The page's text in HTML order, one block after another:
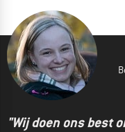
"Wij doen ons best